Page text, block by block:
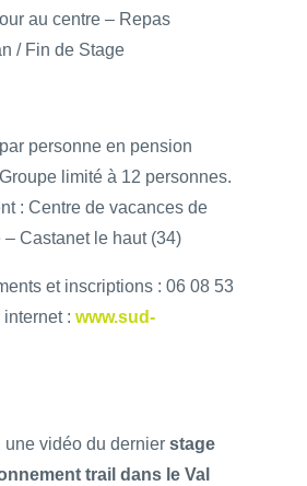
au centre – Repas
/ Fin de Stage
personne en pension
limité à 12 personnes.
: Centre de vacances de
– Castanet le haut (34)
et inscriptions : 06 08 53
: www.sud-
une vidéo du dernier stage
trail dans le Val